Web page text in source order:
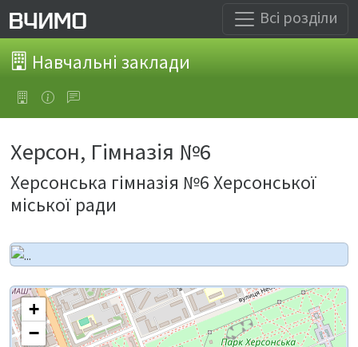
Всі розділи
Навчальні заклади
Херсон, Гімназія №6
Херсонська гімназія №6 Херсонської
міської ради
+
−